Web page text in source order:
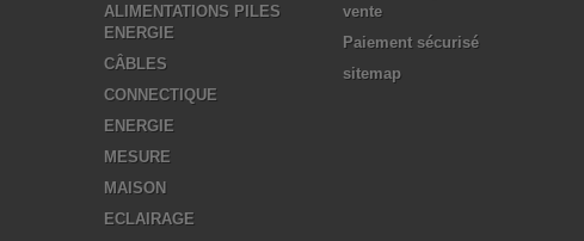
ALIMENTATIONS PILES
ENERGIE
CÂBLES
CONNECTIQUE
ENERGIE
MESURE
MAISON
ECLAIRAGE
vente
Paiement sécurisé
sitemap